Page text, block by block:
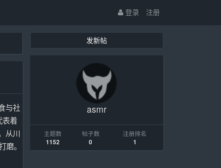
登录 注册
与社
表着
从川
磨。
发新帖
asmr
主题数
1152
帖子数
0
注册排名
1